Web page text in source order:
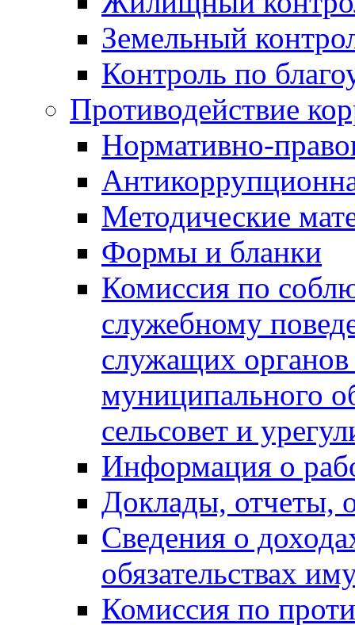
Земельный
Контроль по
Противодействие
Нормативно-
Методические
Формы и бланки
Комиссия по
служебному
служащих органов
муниципального
сельсовет и
Информация о
Доклады, отчеты,
Сведения о
обязательствах
Комиссия по